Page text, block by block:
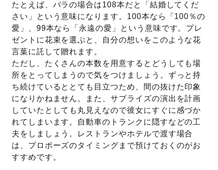
たとえば、バラの場合は108本だと「結婚してくだ
さい」という意味になります。100本なら「100％の
愛」、99本なら「永遠の愛」という意味です。プレ
ゼントに花束を選ぶと、自分の想いをこのような花
言葉に託して贈れます。
ただし、たくさんの本数を用意するとどうしても場
所をとってしまうので気をつけましょう。ずっと持
ち続けているととても目立つため、間の抜けた印象
になりかねません。また、サプライズの演出を計画
していたとしても丸見えなので彼女にすぐに感づか
れてしまいます。自動車のトランクに隠すなどの工
夫をしましょう。レストランやホテルで渡す場合
は、プロポーズのタイミングまで預けておくのがお
すすめです。